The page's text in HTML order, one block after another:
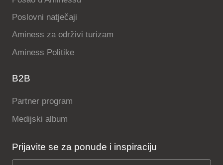
Poslovni natječaji
Aminess za održivi turizam
Aminess Politike
B2B
Partner program
Medijski album
Prijavite se za ponude i inspiraciju